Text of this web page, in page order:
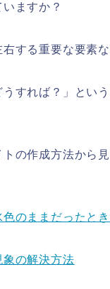
ますか？
する重要な要素な
すれば？」とい
の作成方法から
のままだったと
の解決方法